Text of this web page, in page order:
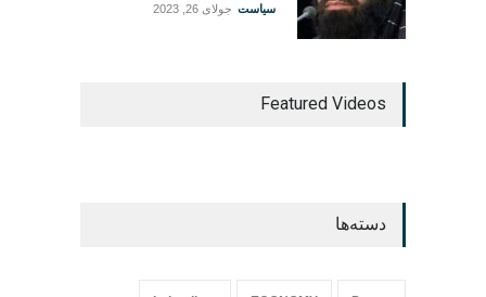
سیاست جولای 26, 2023
Featured Videos
دسته‌ها